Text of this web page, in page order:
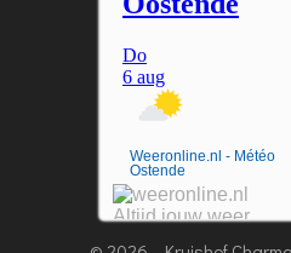
Weeronline.nl - Météo
Ostende